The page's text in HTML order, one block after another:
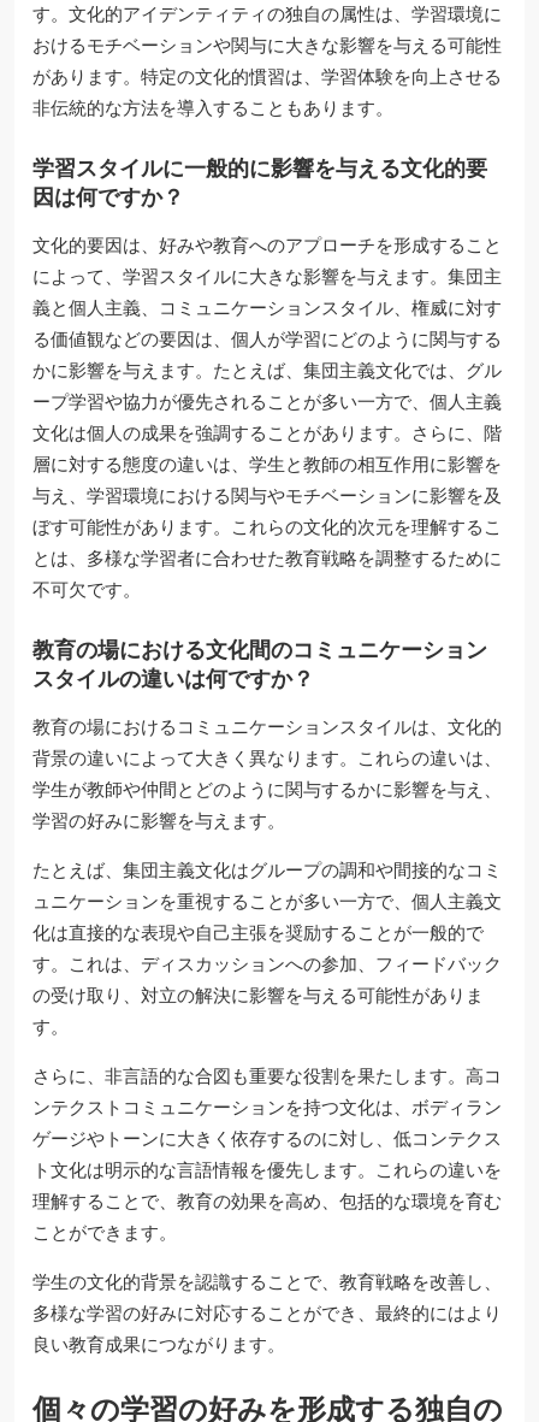
す。文化的アイデンティティの独自の属性は、学習環境に
おけるモチベーションや関与に大きな影響を与える可能性
があります。特定の文化的慣習は、学習体験を向上させる
非伝統的な方法を導入することもあります。
学習スタイルに一般的に影響を与える文化的要
因は何ですか？
文化的要因は、好みや教育へのアプローチを形成すること
によって、学習スタイルに大きな影響を与えます。集団主
義と個人主義、コミュニケーションスタイル、権威に対す
る価値観などの要因は、個人が学習にどのように関与する
かに影響を与えます。たとえば、集団主義文化では、グル
ープ学習や協力が優先されることが多い一方で、個人主義
文化は個人の成果を強調することがあります。さらに、階
層に対する態度の違いは、学生と教師の相互作用に影響を
与え、学習環境における関与やモチベーションに影響を及
ぼす可能性があります。これらの文化的次元を理解するこ
とは、多様な学習者に合わせた教育戦略を調整するために
不可欠です。
教育の場における文化間のコミュニケーション
スタイルの違いは何ですか？
教育の場におけるコミュニケーションスタイルは、文化的
背景の違いによって大きく異なります。これらの違いは、
学生が教師や仲間とどのように関与するかに影響を与え、
学習の好みに影響を与えます。
たとえば、集団主義文化はグループの調和や間接的なコミ
ュニケーションを重視することが多い一方で、個人主義文
化は直接的な表現や自己主張を奨励することが一般的で
す。これは、ディスカッションへの参加、フィードバック
の受け取り、対立の解決に影響を与える可能性がありま
す。
さらに、非言語的な合図も重要な役割を果たします。高コ
ンテクストコミュニケーションを持つ文化は、ボディラン
ゲージやトーンに大きく依存するのに対し、低コンテクス
ト文化は明示的な言語情報を優先します。これらの違いを
理解することで、教育の効果を高め、包括的な環境を育む
ことができます。
学生の文化的背景を認識することで、教育戦略を改善し、
多様な学習の好みに対応することができ、最終的にはより
良い教育成果につながります。
個々の学習の好みを形成する独自の